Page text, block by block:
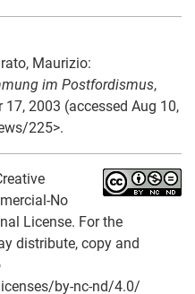
Maurizio:
im Postfordismus,
2003 (accessed Aug 10,
225>.
No
License. For the
distribute, copy and
by-nc-nd/4.0/